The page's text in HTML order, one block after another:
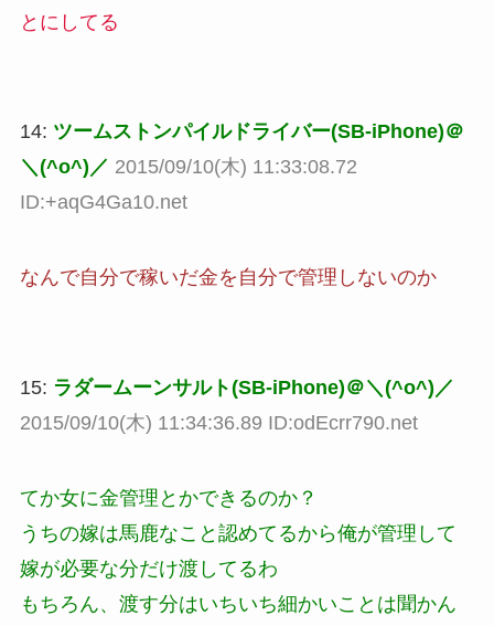
とにしてる
14: ツームストンパイルドライバー(SB-iPhone)＠
＼(^o^)／ 2015/09/10(木) 11:33:08.72
ID:+aqG4Ga10.net
なんで自分で稼いだ金を自分で管理しないのか
15: ラダームーンサルト(SB-iPhone)＠＼(^o^)／
2015/09/10(木) 11:34:36.89 ID:odEcrr790.net
てか女に金管理とかできるのか？
うちの嫁は馬鹿なこと認めてるから俺が管理して
嫁が必要な分だけ渡してるわ
もちろん、渡す分はいちいち細かいことは聞かん